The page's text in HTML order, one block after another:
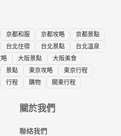
京都和服 京都攻略
京都景點
台北住宿 台北景點
台北溫泉
大阪景點
大阪美食
景點 東京攻略
東京行程
行程 購物 關東行程
關於我們
聯絡我們